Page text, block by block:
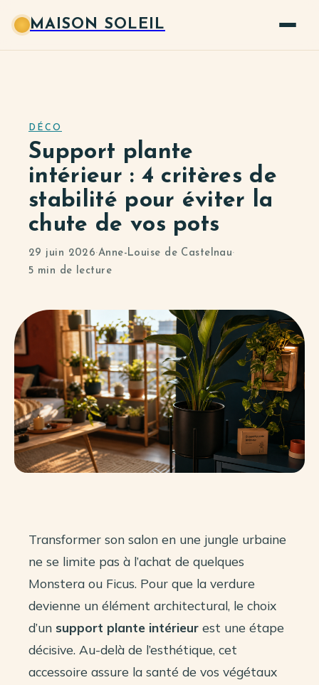
MAISON SOLEIL
DÉCO
Support plante
intérieur : 4 critères de
stabilité pour éviter la
chute de vos pots
29 juin 2026·Anne-Louise de Castelnau·
5 min de lecture
Transformer son salon en une jungle urbaine
ne se limite pas à l’achat de quelques
Monstera ou Ficus. Pour que la verdure
devienne un élément architectural, le choix
d’un support plante intérieur est une étape
décisive. Au-delà de l’esthétique, cet
accessoire assure la santé de vos végétaux